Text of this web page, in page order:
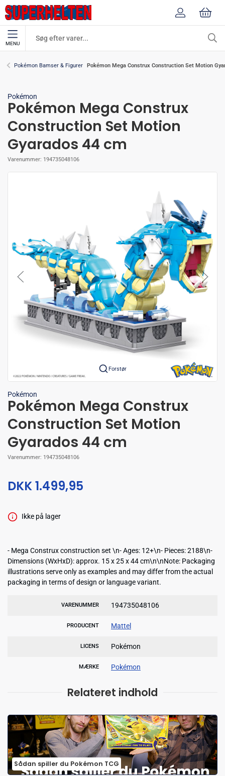
MENU
Pokémon Bamser & Figurer Pokémon Mega Construx Construction Set Motion
Pokémon
Pokémon Mega Construx
Construction Set Motion
Gyarados 44 cm
Varenummer: 194735048106
Forstør
Pokémon
Pokémon Mega Construx
Construction Set Motion
Gyarados 44 cm
Varenummer: 194735048106
DKK 1.499,95
Ikke på lager
- Mega Construx construction set \n- Ages: 12+\n- Pieces: 2188\n-
Dimensions (WxHxD): approx. 15 x 25 x 44 cm\n\nNote: Packaging
illustrations serve only as examples and may differ from the actual
packaging in terms of design or language variant.
VARENUMMER 194735048106
PRODUCENT Mattel
LICENS Pokémon
MÆRKE Pokémon
Relateret indhold
Sådan spiller du Pokémon TCG